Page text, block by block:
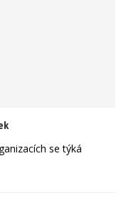
se týká